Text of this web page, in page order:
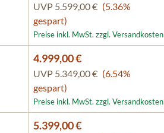
UVP 5.599,00 € (5.36%
gespart)
Preise inkl. MwSt. zzgl. Versandkosten
4.999,00 €
UVP 5.349,00 € (6.54%
gespart)
Preise inkl. MwSt. zzgl. Versandkosten
5.399,00 €